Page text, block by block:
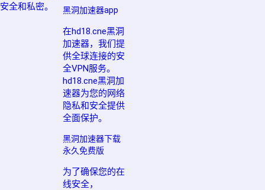
安全和私密。
黑洞加速器app
在hd18.cne黑洞
加速器，我们提
供全球连接的安
全VPN服务。
hd18.cne黑洞加
速器为您的网络
隐私和安全提供
全面保护。
黑洞加速器下载
永久免费版
为了确保您的在
线安全，